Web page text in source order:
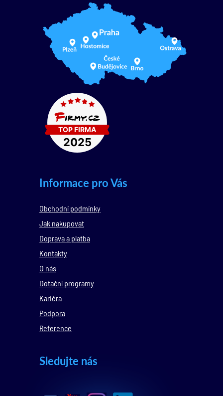
Informace pro Vás
Obchodní podmínky
Jak nakupovat
Doprava a platba
Kontakty
O nás
Dotační programy
Kariéra
Podpora
Reference
Sledujte nás